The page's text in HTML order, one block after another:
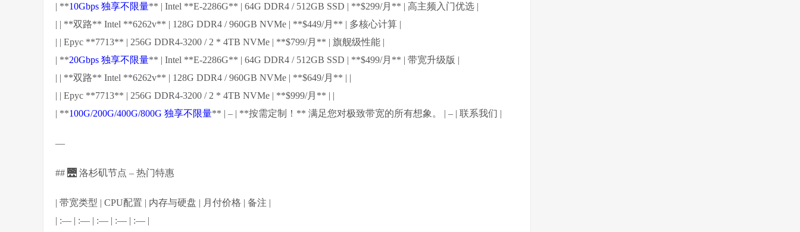
| **10Gbps 独享不限量** | Intel **E-2286G** | 64G DDR4 / 512GB SSD | **$299/月** | 高主频入门优选 |
| | **双路** Intel **6262v** | 128G DDR4 / 960GB NVMe | **$449/月** | 多核心计算 |
| | Epyc **7713** | 256G DDR4-3200 / 2 * 4TB NVMe | **$799/月** | 旗舰级性能 |
| **20Gbps 独享不限量** | Intel **E-2286G** | 64G DDR4 / 512GB SSD | **$499/月** | 带宽升级版 |
| | **双路** Intel **6262v** | 128G DDR4 / 960GB NVMe | **$649/月** | |
| | Epyc **7713** | 256G DDR4-3200 / 2 * 4TB NVMe | **$999/月** | |
| **100G/200G/400G/800G 独享不限量** | – | **按需定制！** 满足您对极致带宽的所有想象。 | – | 联系我们 |
—
## 🌉 洛杉矶节点 – 热门特惠
| 带宽类型 | CPU配置 | 内存与硬盘 | 月付价格 | 备注 |
| :— | :— | :— | :— | :— |